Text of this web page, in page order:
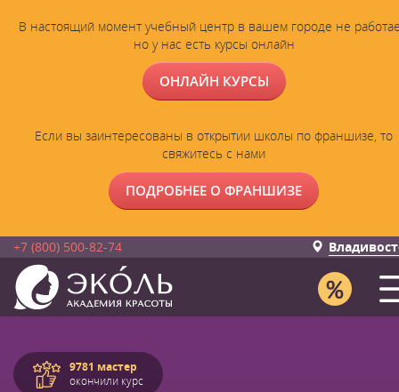
В настоящий момент учебный центр в вашем городе не
но у нас есть курсы онлайн
ОНЛАЙН КУРСЫ
Если вы заинтересованы в открытии школы по франшизе, то
свяжитесь с нами
ПОДРОБНЕЕ О ФРАНШИЗЕ
+7 (800) 500-82-74
9781 мастер
окончили курс